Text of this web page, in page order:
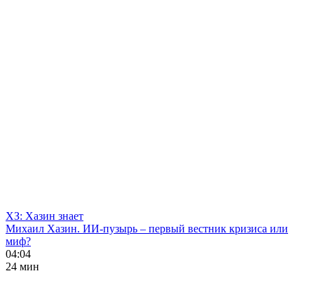
ХЗ: Хазин знает
Михаил Хазин. ИИ-пузырь – первый вестник кризиса или
миф?
04:04
24 мин